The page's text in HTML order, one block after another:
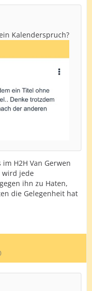
Kalenderspruch?
H2H Van Gerwen
wird jede
ihn zu Haten,
die Gelegenheit hat